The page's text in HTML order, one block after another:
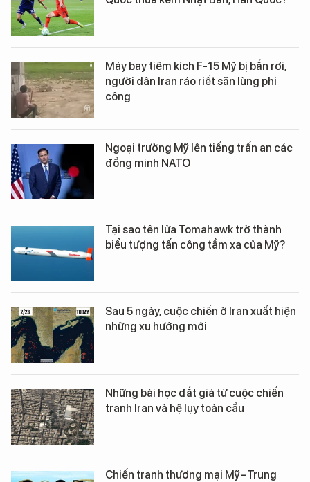
Máy bay tiêm kích F-15 Mỹ bị bắn rơi,
người dân Iran ráo riết săn lùng phi
công
Ngoại trưởng Mỹ lên tiếng trấn an các
đồng minh NATO
Tại sao tên lửa Tomahawk trở thành
biểu tượng tấn công tầm xa của Mỹ?
Sau 5 ngày, cuộc chiến ở Iran xuất hiện
những xu hướng mới
Những bài học đắt giá từ cuộc chiến
tranh Iran và hệ lụy toàn cầu
Chiến tranh thương mại Mỹ–Trung